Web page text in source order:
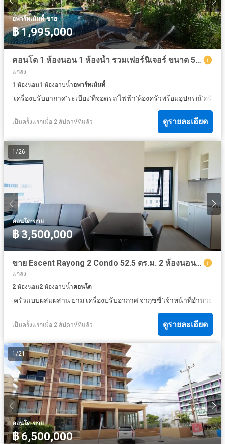
อพาร์ทเม้นท์์·ขาย
฿ 1,995,000
คอนโด 1 ห้องนอน 1 ห้องน้ำ รวมเฟอร์นิเจอร์ ขนาด 58 ตร.ม. (A301) ราคาเพียง 1,995,000 บาท
แกลง
1 ห้องนอน1 ห้องอาบน้ำอพาร์ทเม้นท์์
·เครื่องปรับอากาศ·ระเบียง·ที่จอดรถ·ไฟฟ้า·ห้องครัวพร้อมอุปกรณ์·ครัวแ
เป็นครั้งแรกเมื่อ 2 สัปดาห์ที่แล้ว ดูรายละเอียด
1 /26
คอนโด·ขาย
฿ 3,500,000
ขาย Escent Rayong 2 Condo 52.5 ตร.ม. 2 ห้องนอน ติดเซ็นทรัลระยอง (ห้องใหม่ ไม่เคยอยู่อาศัย)
แกลง
2 ห้องนอน2 ห้องอาบน้ำคอนโด
·ครัวแบบผสมผสาน·ยาม·เครื่องปรับอากาศ·จากุซซี่·เจ้าหน้าที่อำนวยคว
เป็นครั้งแรกเมื่อ 2 สัปดาห์ที่แล้ว ดูรายละเอียด
1/21
คอนโด·ขาย
฿ 6,500,000